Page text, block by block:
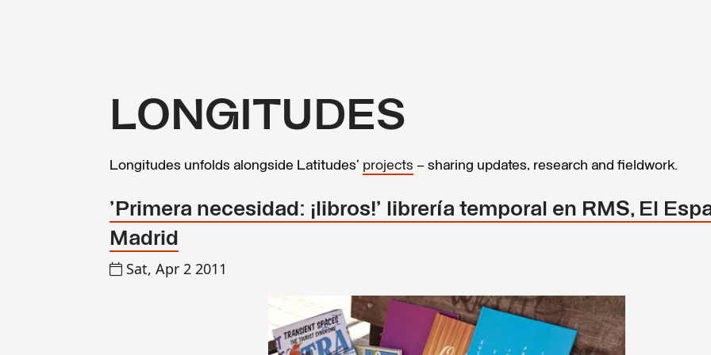
LONGITUDES
Longitudes unfolds alongside Latitudes’ projects – sharing updates, research and fieldwork.
'Primera necesidad: ¡libros!' librería temporal en RMS, El
Madrid
Sat, Apr 2 2011